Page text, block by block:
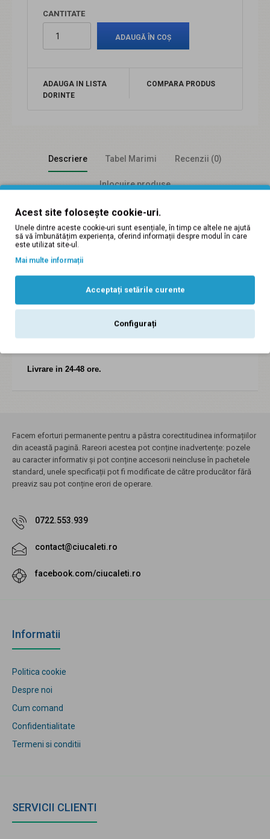
Acest site folosește cookie-uri.
Unele dintre aceste cookie-uri sunt esențiale, în timp ce altele ne ajută
să vă îmbunătățim experiența, oferind informații despre modul în care
este utilizat site-ul.
Mai multe informații
Acceptați setările curente
Configurați
CANTITATE
ADAUGA IN LISTA
DORINTE
COMPARA PRODUS
Descriere Tabel Marimi Recenzii (0)
Inlocuire produse
OFERTA MARIMEA 35 - Pantofi dama casual din piele
naturala maro box - LP102MBOX
Descriere:
Inaltimea tocului este de aprox. 2,5 cm.
Sunt foarte comozi si usori, se potrivesc tinutelor casual.
Incaltaminte romaneasca din piele naturala.
Livrare in 24-48 ore.
Facem eforturi permanente pentru a păstra corectitudinea informațiilor
din această pagină. Rareori acestea pot conține inadvertențe: pozele
au caracter informativ și pot conține accesorii neincluse în pachetele
standard, unele specificații pot fi modificate de către producător fără
preaviz sau pot conține erori de operare.
0722.553.939
contact@ciucaleti.ro
facebook.com/ciucaleti.ro
Informatii
Politica cookie
Despre noi
Cum comand
Confidentialitate
Termeni si conditii
SERVICII CLIENTI